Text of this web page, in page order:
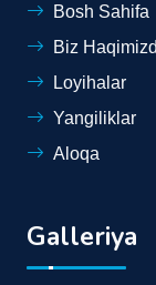
Bosh Sahifa
Biz
Loyihalar
Yangiliklar
Aloqa
Galleriya